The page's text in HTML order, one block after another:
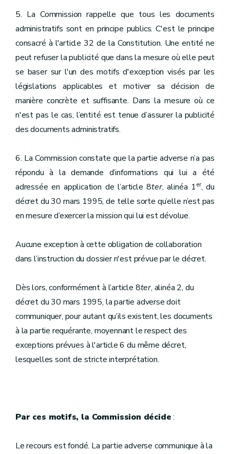
5. La Commission rappelle que tous les documents
administratifs sont en principe publics. C'est le principe
consacré à l'article 32 de la Constitution. Une entité ne
peut refuser la publicité que dans la mesure où elle peut
se baser sur l'un des motifs d'exception visés par les
législations applicables et motiver sa décision de
manière concrète et suffisante. Dans la mesure où ce
n'est pas le cas, l’entité est tenue d’assurer la publicité
des documents administratifs.
6. La Commission constate que la partie adverse n’a pas
répondu à la demande d’informations qui lui a été
adressée en application de l’article 8ter, alinéa 1er, du
décret du 30 mars 1995, de telle sorte qu’elle n’est pas
en mesure d’exercer la mission qui lui est dévolue.
Aucune exception à cette obligation de collaboration
dans l’instruction du dossier n'est prévue par le décret.
Dès lors, conformément à l’article 8ter, alinéa 2, du
décret du 30 mars 1995, la partie adverse doit
communiquer, pour autant qu’ils existent, les documents
à la partie requérante, moyennant le respect des
exceptions prévues à l'article 6 du même décret,
lesquelles sont de stricte interprétation.
Par ces motifs, la Commission décide:
Le recours est fondé. La partie adverse communique à la